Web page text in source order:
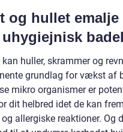
og hullet emalje
uhygiejnisk
kan huller, skrammer og
grundlag for vækst af
mikro organismer er
dit helbred idet de kan
allergiske reaktioner. Og